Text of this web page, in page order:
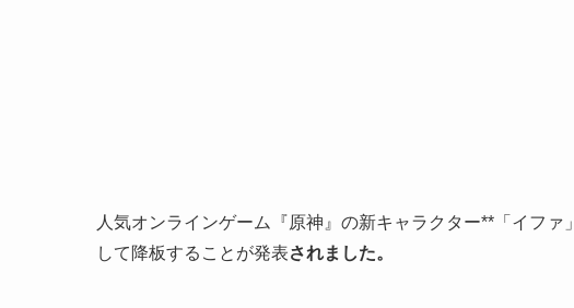
人気オンラインゲーム『原神』の新キャラクター**「イファ」
して降板することが発表されました。